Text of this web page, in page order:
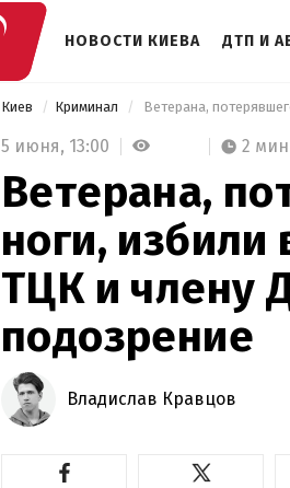
НОВОСТИ КИЕВА ДТП И
Киев Криминал
5 июня, 13:00 2 мин
Ветерана,
ноги,
ТЦК и члену
подозрение
Владислав Кравцов